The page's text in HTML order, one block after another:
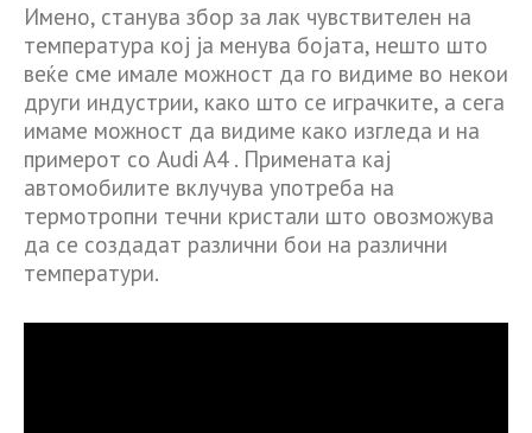
Имено, станува збор за лак чувствителен на
температура кој ја менува бојата, нешто што
веќе сме имале можност да го видиме во некои
други индустрии, како што се играчките, а сега
имаме можност да видиме како изгледа и на
примерот со Audi A4 . Примената кај
автомобилите вклучува употреба на
термотропни течни кристали што овозможува
да се создадат различни бои на различни
температури.